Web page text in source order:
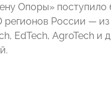
Опоры» поступило
регионов России —
EdTech, AgroTech и